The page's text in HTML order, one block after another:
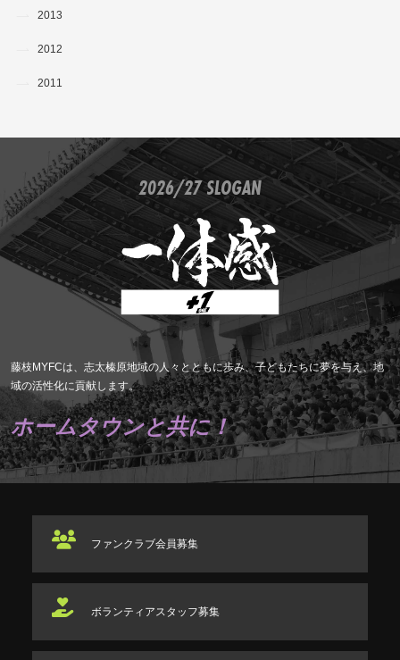
2013
2012
2011
2026/27 SLOGAN
藤枝MYFCは、志太榛原地域の人々とともに歩み、子どもたちに夢を与え、地
域の活性化に貢献します。
ホームタウンと共に！
ファンクラブ会員募集
ボランティアスタッフ募集